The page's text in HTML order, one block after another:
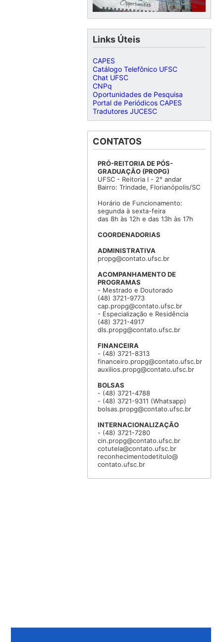
Links Úteis
CAPES
Catálogo Telefônico UFSC
Chat UFSC
CNPq
Oportunidades de Pesquisa
Portal de Periódicos CAPES
Tradutores JUCESC
CONTATOS
PRÓ-REITORIA DE PÓS-
GRADUAÇÃO (PROPG)
UFSC - Reitoria I - 2° andar
Bairro: Trindade, Florianópolis/SC
Horário de Funcionamento:
segunda à sexta-feira
das 8h às 12h e das 13h às 17h
COORDENADORIAS
ADMINISTRATIVA
propg@contato.ufsc.br
ACOMPANHAMENTO DE
PROGRAMAS
- Mestrado e Doutorado
(48) 3721-9773
cap.propg@contato.ufsc.br
- Especialização e Residência
(48) 3721-4917
dls.propg@contato.ufsc.br
FINANCEIRA
- (48) 3721-8313
financeiro.propg@contato.ufsc.br
auxilios.propg@contato.ufsc.br
BOLSAS
- (48) 3721-4788
- (48) 3721-9311 (Whatsapp)
bolsas.propg@contato.ufsc.br
INTERNACIONALIZAÇÃO
- (48) 3721-7280
cin.propg@contato.ufsc.br
cotutela@contato.ufsc.br
reconhecimentodetitulo@
contato.ufsc.br